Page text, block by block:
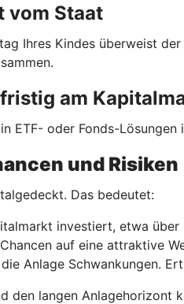
vom Staat
Ihres Kindes überweist
am
ETF- oder Fonds-
und Risiken
Das bedeutet:
investiert, etwa über
auf eine attraktive
Anlage Schwankungen.
den langen